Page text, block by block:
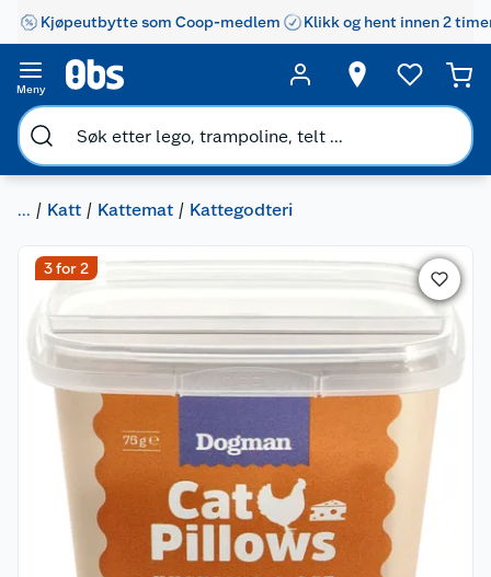
Kjøpeutbytte som Coop-medlem Klikk og hent innen 2
Meny
... Katt Kattemat Kattegodteri
3 for 2